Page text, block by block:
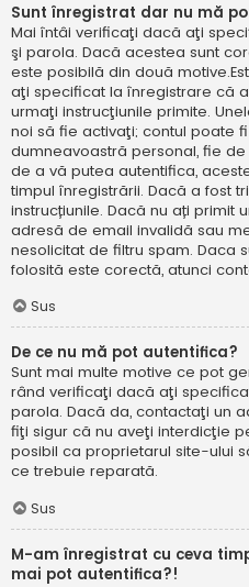
Sunt înregistrat dar nu mă
Mai întâi verificaţi dacă aţi
şi parola. Dacă acestea sunt
este posibilă din două
aţi specificat la înregistrare că
urmaţi instrucţiunile primite.
noi să fie activaţi; contul poate
dumneavoastră personal, fie
de a vă putea autentifica,
timpul înregistrării. Dacă a fost
instrucțiunile. Dacă nu ați primit
adresă de email invalidă sau
nesolicitat de filtru spam. Daca
folosită este corectă, atunci
Sus
De ce nu mă pot autentifica?
Sunt mai multe motive ce pot
rând verificaţi dacă aţi
parola. Dacă da, contactaţi un
fiţi sigur că nu aveţi interdicţie
posibil ca proprietarul site-ului
ce trebuie reparată.
Sus
M-am înregistrat cu ceva
mai pot autentifica?!